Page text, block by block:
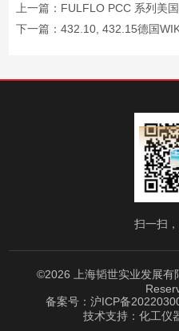
上一篇： FULFLO PCC 系列美
下一篇： 432.10, 432.15德国
扫一扫
©2026 上海韬世实业发展有
备案号：沪ICP备
技术支持： 化工仪